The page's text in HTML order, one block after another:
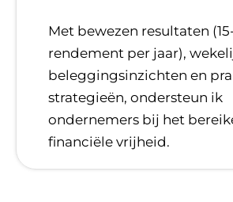
​Met bewezen resultaten
rendement per jaar),
beleggingsinzichten en
strategieën, ondersteun ik
ondernemers bij het
financiële vrijheid.